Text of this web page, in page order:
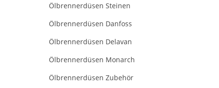
Ölbrennerdüsen Steinen
Ölbrennerdüsen Danfoss
Ölbrennerdüsen Delavan
Ölbrennerdüsen Monarch
Ölbrennerdüsen Zubehör